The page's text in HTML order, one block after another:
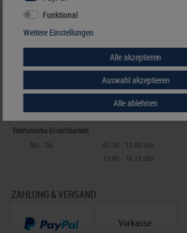
HILFE & KONTAKT
+49 (0) 7427/701-0
info@lindner-original.de
Telefonische Erreichbarkeit
Mo - Do
07.30 - 12.00 Uhr
13.00 - 16.15 Uhr
ZAHLUNG & VERSAND
Vorkasse
Funktional
Weitere Einstellungen
Alle akzeptieren
Auswahl akzeptieren
Alle ablehnen